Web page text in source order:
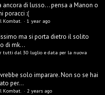
ancora di lusso... pensa a Manon o
poracci :(
Kombat. · 1 year ago
ma si porta dietro il solito
di mk...
tutti dal 30 luglio e data per la nuova
solo imparare. Non so se hai
per...
Kombat. · 2 years ago